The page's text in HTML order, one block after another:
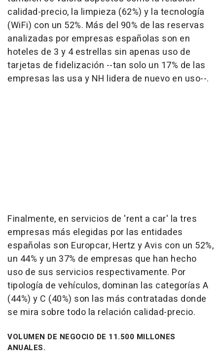
calidad-precio, la limpieza (62%) y la tecnología
(WiFi) con un 52%. Más del 90% de las reservas
analizadas por empresas españolas son en
hoteles de 3 y 4 estrellas sin apenas uso de
tarjetas de fidelización --tan solo un 17% de las
empresas las usa y NH lidera de nuevo en uso--.
Finalmente, en servicios de 'rent a car' la tres
empresas más elegidas por las entidades
españolas son Europcar, Hertz y Avis con un 52%,
un 44% y un 37% de empresas que han hecho
uso de sus servicios respectivamente. Por
tipología de vehículos, dominan las categorías A
(44%) y C (40%) son las más contratadas donde
se mira sobre todo la relación calidad-precio.
VOLUMEN DE NEGOCIO DE 11.500 MILLONES
ANUALES.